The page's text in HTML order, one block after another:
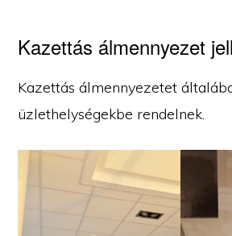
Kazettás álmennyezet
Kazettás álmennyezetet
üzlethelységekbe rendelnek.